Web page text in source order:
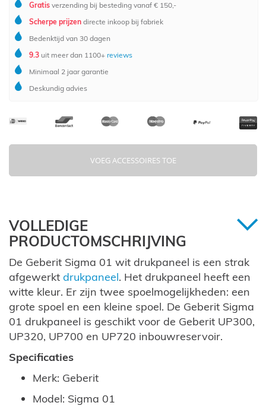
Gratis verzending bij besteding vanaf € 150,-
Scherpe prijzen directe inkoop bij fabriek
Bedenktijd van 30 dagen
9.3 uit meer dan 1100+ reviews
Minimaal 2 jaar garantie
Deskundig advies
VOEG ACCESSOIRES TOE
VOLLEDIGE
PRODUCTOMSCHRIJVING
De Geberit Sigma 01 wit drukpaneel is een strak
afgewerkt drukpaneel. Het drukpaneel heeft een
witte kleur. Er zijn twee spoelmogelijkheden: een
grote spoel en een kleine spoel. De Geberit Sigma
01 drukpaneel is geschikt voor de Geberit UP300,
UP320, UP700 en UP720 inbouwreservoir.
Specificaties
Merk: Geberit
Model: Sigma 01